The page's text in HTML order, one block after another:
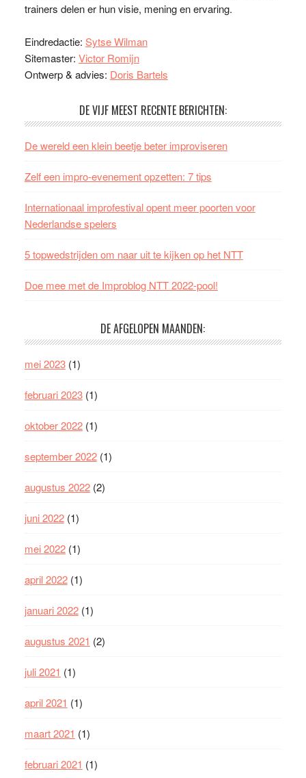
trainers delen er hun visie, mening en ervaring.
Eindredactie: Sytse Wilman
Sitemaster: Victor Romijn
Ontwerp & advies: Doris Bartels
DE VIJF MEEST RECENTE BERICHTEN:
De wereld een klein beetje beter improviseren
Zelf een impro-evenement opzetten: 7 tips
Internationaal improfestival opent meer poorten voor
Nederlandse spelers
5 topwedstrijden om naar uit te kijken op het NTT
Doe mee met de Improblog NTT 2022-pool!
DE AFGELOPEN MAANDEN:
mei 2023(1)
februari 2023(1)
oktober 2022(1)
september 2022(1)
augustus 2022(2)
juni 2022(1)
mei 2022(1)
april 2022(1)
januari 2022(1)
augustus 2021 (2)
juli 2021 (1)
april 2021 (1)
maart 2021 (1)
februari 2021 (1)